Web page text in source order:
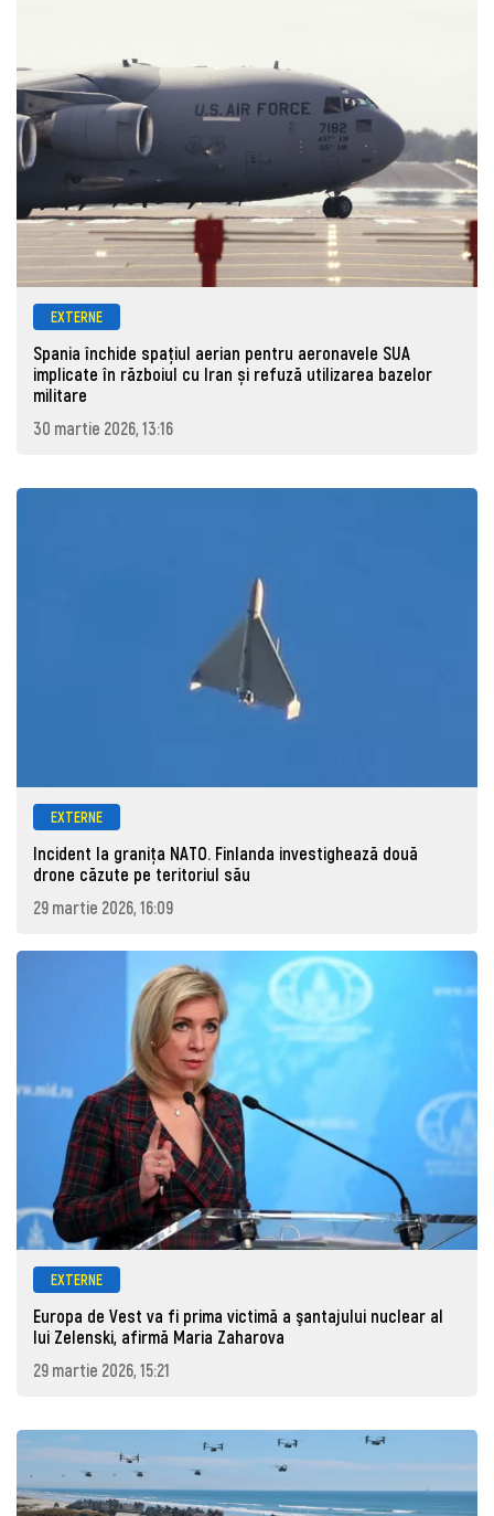
EXTERNE
Spania închide spațiul aerian pentru aeronavele SUA
implicate în războiul cu Iran și refuză utilizarea bazelor
militare
30 martie 2026, 13:16
EXTERNE
Incident la granița NATO. Finlanda investighează două
drone căzute pe teritoriul său
29 martie 2026, 16:09
EXTERNE
Europa de Vest va fi prima victimă a şantajului nuclear al
lui Zelenski, afirmă Maria Zaharova
29 martie 2026, 15:21